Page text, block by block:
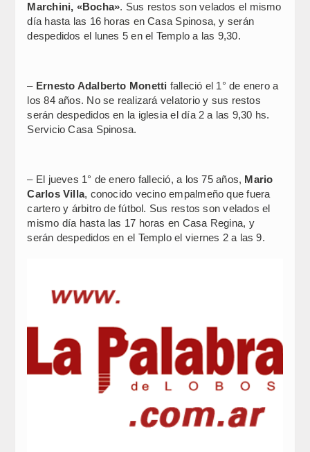
Marchini, «Bocha». Sus restos son velados el mismo
día hasta las 16 horas en Casa Spinosa, y serán
despedidos el lunes 5 en el Templo a las 9,30.
– Ernesto Adalberto Monetti falleció el 1° de enero a
los 84 años. No se realizará velatorio y sus restos
serán despedidos en la iglesia el día 2 a las 9,30 hs.
Servicio Casa Spinosa.
– El jueves 1° de enero falleció, a los 75 años, Mario
Carlos Villa, conocido vecino empalmeño que fuera
cartero y árbitro de fútbol. Sus restos son velados el
mismo día hasta las 17 horas en Casa Regina, y
serán despedidos en el Templo el viernes 2 a las 9.